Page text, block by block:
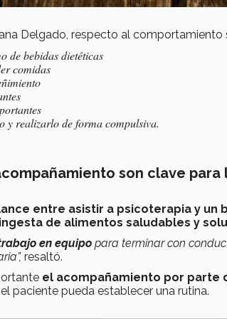
Delgado, respecto al comportamiento
de bebidas dietéticas
comidas
y realizarlo de forma compulsiva.
son clave
entre asistir a psicoterapia y un
de alimentos saludables y
en equipo para terminar con
resaltó.
el acompañamiento por parte
paciente pueda establecer una rutina.